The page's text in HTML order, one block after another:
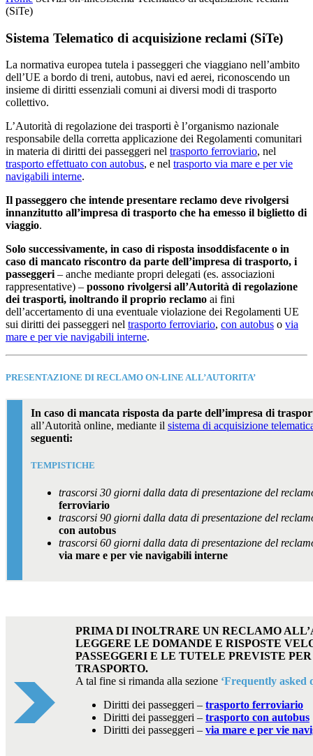
(SiTe)
Sistema Telematico di acquisizione reclami (SiTe)
La normativa europea tutela i passeggeri che viaggiano nell’ambito
dell’UE a bordo di treni, autobus, navi ed aerei, riconoscendo un
insieme di diritti essenziali comuni ai diversi modi di trasporto
collettivo.
L’Autorità di regolazione dei trasporti è l’organismo nazionale
responsabile della corretta applicazione dei Regolamenti comunitari
in materia di diritti dei passeggeri nel trasporto ferroviario, nel
trasporto effettuato con autobus, e nel trasporto via mare e per vie
navigabili interne.
Il passeggero che intende presentare reclamo deve rivolgersi
innanzitutto all’impresa di trasporto che ha emesso il biglietto di
viaggio.
Solo successivamente, in caso di risposta insoddisfacente o in
caso di mancato riscontro da parte dell’impresa di trasporto, i
passeggeri– anche mediante propri delegati (es. associazioni
rappresentative) – possono rivolgersi all’Autorità di regolazione
dei trasporti, inoltrando il proprio reclamo ai fini
dell’accertamento di una eventuale violazione dei Regolamenti UE
sui diritti dei passeggeri nel trasporto ferroviario, con autobus o via
mare e per vie navigabili interne.
PRESENTAZIONE DI RECLAMO ON-LINE ALL’AUTORITA’
In caso di mancata risposta da parte dell’impresa di
all’Autorità online, mediante il sistema di acquisizione
seguenti:
TEMPISTICHE
trascorsi 30 giorni dalla data di presentazione del
ferroviario
trascorsi 90 giorni dalla data di presentazione del
con autobus
trascorsi 60 giorni dalla data di presentazione del
via mare e per vie navigabili interne
PRIMA DI INOLTRARE UN RECLAMO
LEGGERE LE DOMANDE E RISPOSTE
PASSEGGERI E LE TUTELE PREVISTE
TRASPORTO.
A tal fine si rimanda alla sezione ‘Frequently asked
Diritti dei passeggeri – trasporto ferroviario
Diritti dei passeggeri – trasporto con autobus
Diritti dei passeggeri – via mare e per vie